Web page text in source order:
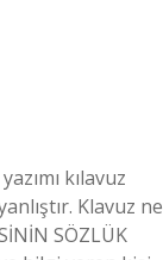
kılavuz
Klavuz ne
SÖZLÜK